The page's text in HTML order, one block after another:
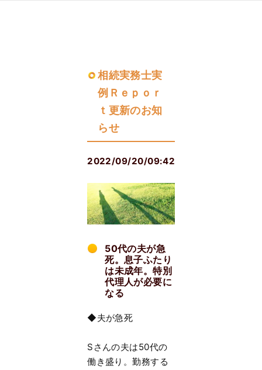
相続実務士実
例Ｒｅｐｏｒ
ｔ更新のお知
らせ
2022/09/20/09:42
50代の夫が急
死。息子ふたり
は未成年。特別
代理人が必要に
なる
◆夫が急死
Sさんの夫は50代の
働き盛り。勤務する